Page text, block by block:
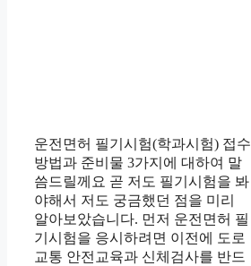
운전면허 필기시험(학과시험) 접수
방법과 준비물 3가지에 대하여 말
씀드릴께요 곧 저도 필기시험을 봐
야해서 저도 궁금했던 점을 미리
알아보았습니다. 먼저 운전면허 필
기시험을 응시하려면 이전에 도로
교통 안전교육과 신체검사를 반드